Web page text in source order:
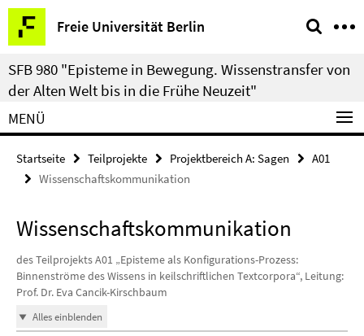
Springe
direkt
zu
Inhalt
Freie Universität Berlin
Service-
Navigation
SFB 980 "Episteme in Bewegung. Wissenstransfer von
der Alten Welt bis in die Frühe Neuzeit"
MENÜ
Startseite Teilprojekte Projektbereich A: Sagen
A01
Wissenschaftskommunikation
Wissenschaftskommunikation
des Teilprojekts A01 „Episteme als Konfigurations-Prozess:
Binnenströme des Wissens in keilschriftlichen Textcorpora“, Leitung:
Prof. Dr. Eva Cancik-Kirschbaum
Alles einblenden